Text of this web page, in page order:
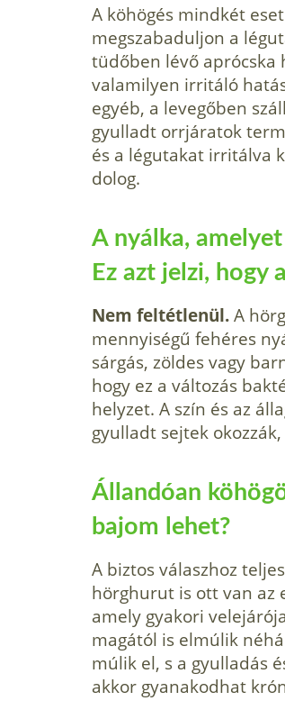
A köhögés mindkét
megszabaduljon a
tüdőben lévő
valamilyen irritáló
egyéb, a levegőben
gyulladt orrjáratok
és a légutakat irritálva
dolog.
A nyálka,
Ez azt jelzi, hogy
Nem feltétlenül.A
mennyiségű fehéres
sárgás, zöldes vagy
hogy ez a változás
helyzet. A szín és az
gyulladt sejtek
Állandóan
bajom lehet?
A biztos válaszhoz
hörghurut is ott van az
amely gyakori
magától is elmúlik
múlik el, s a gyulladás
akkor gyanakodhat